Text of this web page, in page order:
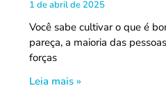
1 de abril de 2025
Você sabe cultivar o que é
pareça, a maioria das
forças
Leia mais »